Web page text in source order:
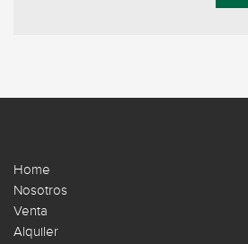
Home
Nosotros
Venta
Alquiler